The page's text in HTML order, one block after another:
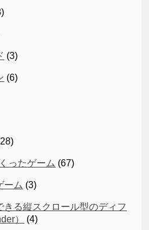
(3)
(6)
ったゲーム (67)
ーム (3)
きる縦スクロール型のディフ
）
(4)